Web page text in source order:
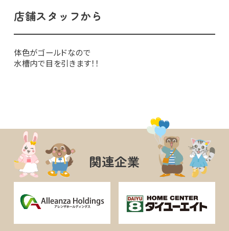
店舗スタッフから
体色がゴールドなので
水槽内で目を引きます！！
関連企業